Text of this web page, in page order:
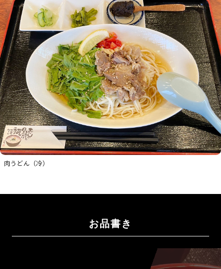
肉うどん（冷）
お品書き